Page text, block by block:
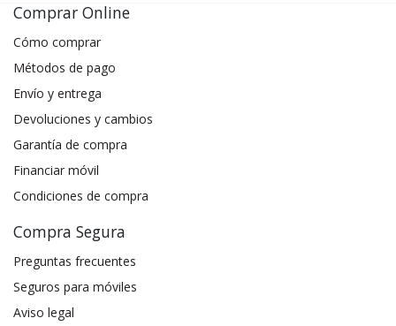
Comprar Online
Cómo comprar
Métodos de pago
Envío y entrega
Devoluciones y cambios
Garantía de compra
Financiar móvil
Condiciones de compra
Compra Segura
Preguntas frecuentes
Seguros para móviles
Aviso legal